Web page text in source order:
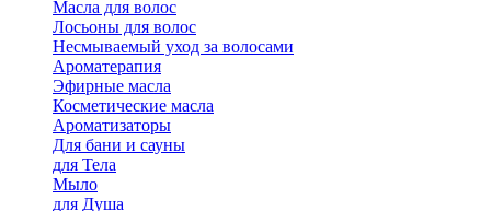
Масла для волос
Лосьоны для волос
Несмываемый уход за волосами
Ароматерапия
Эфирные масла
Косметические масла
Ароматизаторы
Для бани и сауны
для Тела
Мыло
для Душа